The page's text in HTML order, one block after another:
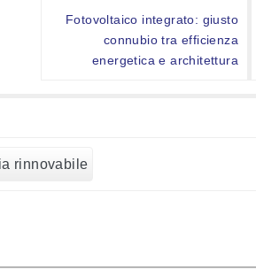
Fotovoltaico integrato: giusto
connubio tra efficienza
energetica e architettura
rinnovabile